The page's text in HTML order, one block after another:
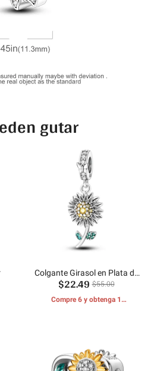
gutar
Colgante Girasol en Plata de
Ley
$22.49 $55.00
Compre 6 y obtenga 1